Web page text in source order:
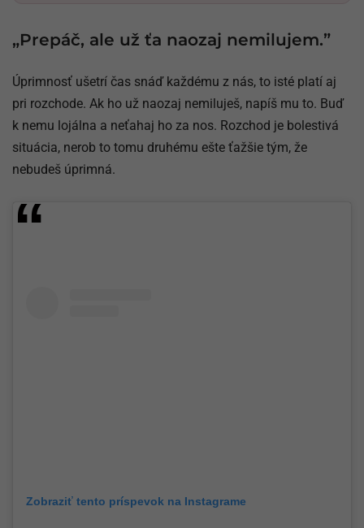
„Prepáč, ale už ťa naozaj nemilujem.”
Úprimnosť ušetrí čas snáď každému z nás, to isté platí aj
pri rozchode. Ak ho už naozaj nemiluješ, napíš mu to. Buď
k nemu lojálna a neťahaj ho za nos. Rozchod je bolestivá
situácia, nerob to tomu druhému ešte ťažšie tým, že
nebudeš úprimná.
Zobraziť tento príspevok na Instagrame